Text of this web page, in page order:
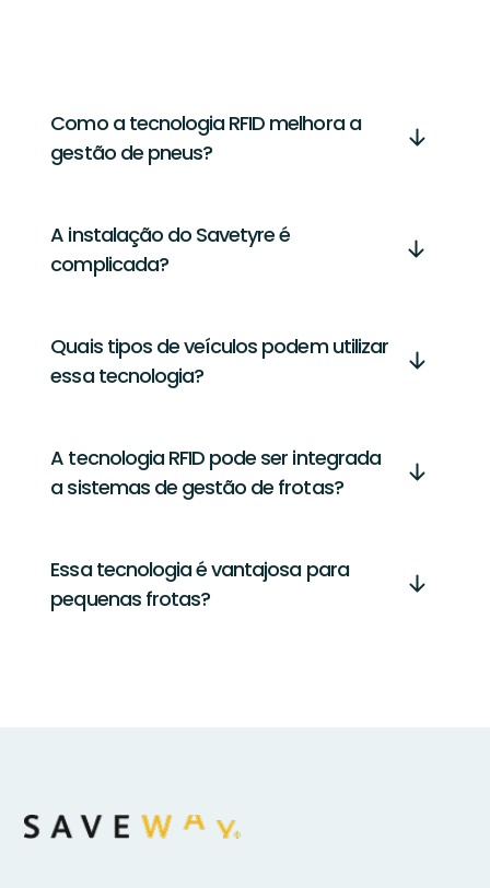
Como a tecnologia RFID melhora a
gestão de pneus?
A instalação do Savetyre é
complicada?
Quais tipos de veículos podem utilizar
essa tecnologia?
A tecnologia RFID pode ser integrada
a sistemas de gestão de frotas?
Essa tecnologia é vantajosa para
pequenas frotas?